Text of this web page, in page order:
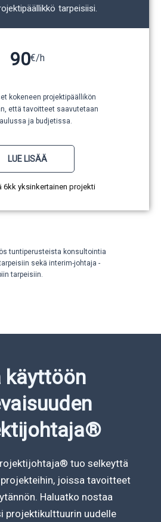
tarpeisiisi.
90€/h
kokeneen projektipäällikön
että tavoitteet saavutetaan
ja budjetissa.
LUE LISÄÄ
6kk yksinkertainen projekti
tuntiperusteista konsultointia
sekä interim-johtaja -
tarpeisiin.
käyttöön
tuo selkeyttä
joissa tavoitteet
Haluatko nostaa
projektikulttuurin uudelle